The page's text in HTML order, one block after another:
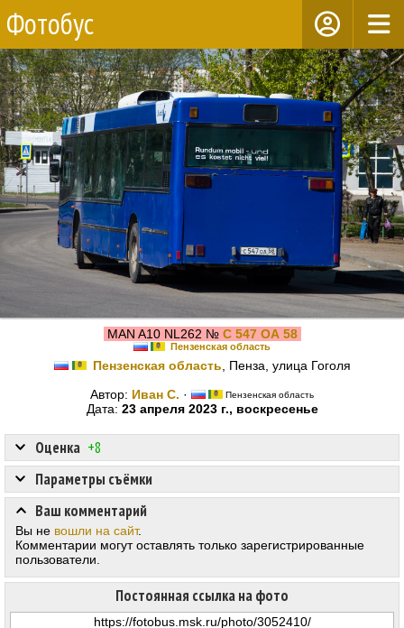
Фотобус
MAN A10 NL262 № С 547 ОА 58
Пензенская область
Пензенская область , Пенза, улица Гоголя
Автор: Иван С. · Пензенская область
Дата: 23 апреля 2023 г., воскресенье
Оценка +8
Постоянная ссылка на фото
Параметры съёмки
Ваш комментарий
Вы не вошли на сайт.
Комментарии могут оставлять только зарегистрированные
пользователи.